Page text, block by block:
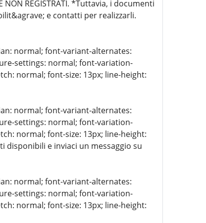
NON REGISTRATI. *Tuttavia, i documenti
e contatti per realizzarli.
normal; font-variant-alternates:
settings: normal; font-variation-
normal; font-size: 13px; line-height:
normal; font-variant-alternates:
settings: normal; font-variation-
normal; font-size: 13px; line-height:
e inviaci un messaggio su
normal; font-variant-alternates:
settings: normal; font-variation-
normal; font-size: 13px; line-height: